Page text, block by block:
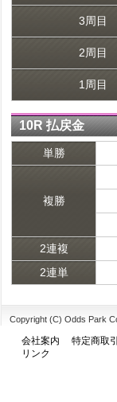
3周目
2周目
1周目
10R 払戻金
単勝
複勝
2連複
2連単
Copyright (C) Odds Park
会社案内 特定商取
リンク